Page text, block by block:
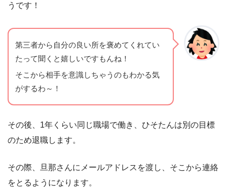
うです！
第三者から自分の良い所を褒めてくれてい
たって聞くと嬉しいですもんね！
そこから相手を意識しちゃうのもわかる気
がするわ～！
その後、1年くらい同じ職場で働き、ひそたんは別の目標
のため退職します。
その際、旦那さんにメールアドレスを渡し、そこから連絡
をとるようになります。